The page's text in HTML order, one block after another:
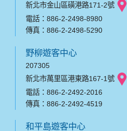
新北市金山區磺港路171-2號
電話：886-2-2498-8980
傳真：886-2-2498-5290
野柳遊客中心
207305
新北市萬里區港東路167-1號
電話：886-2-2492-2016
傳真：886-2-2492-4519
和平島遊客中心